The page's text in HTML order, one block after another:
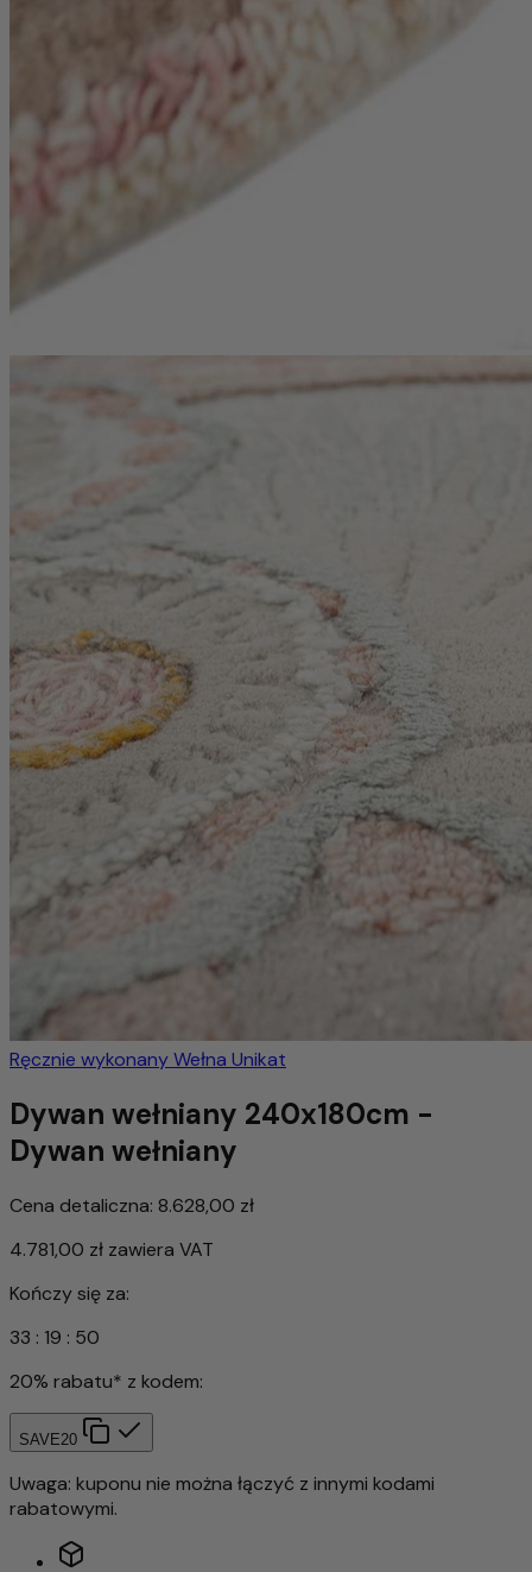
Ręcznie wykonanyWełna Unikat
Dywan wełniany 240x180cm -
Dywan wełniany
Cena detaliczna: 8.628,00 zł
4.781,00 zł zawiera VAT
Kończy się za:
33 : 19 : 48
20% rabatu* z kodem:
SAVE20
Uwaga: kuponu nie można łączyć z innymi kodami
rabatowymi.